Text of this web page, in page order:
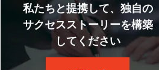
私たちと提携して、独自の
サクセスストーリーを構築
してください